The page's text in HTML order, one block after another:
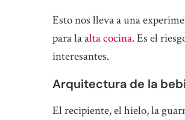
Esto nos lleva a una
para laalta cocina. Es el
interesantes.
Arquitectura de la
El recipiente, el hielo, la